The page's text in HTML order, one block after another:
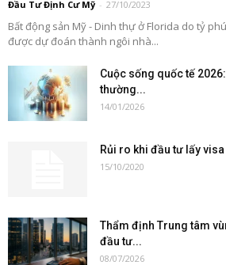
Đầu Tư Định Cư Mỹ - 27/10/2023
Bất động sản Mỹ - Dinh thự ở Florida do tỷ
được dự đoán thành ngôi nhà...
Cuộc sống quốc tế
thường...
14/01/2026
Rủi ro khi đầu tư lấy
15/10/2020
Thẩm định Trung tâm
đầu tư...
08/07/2026